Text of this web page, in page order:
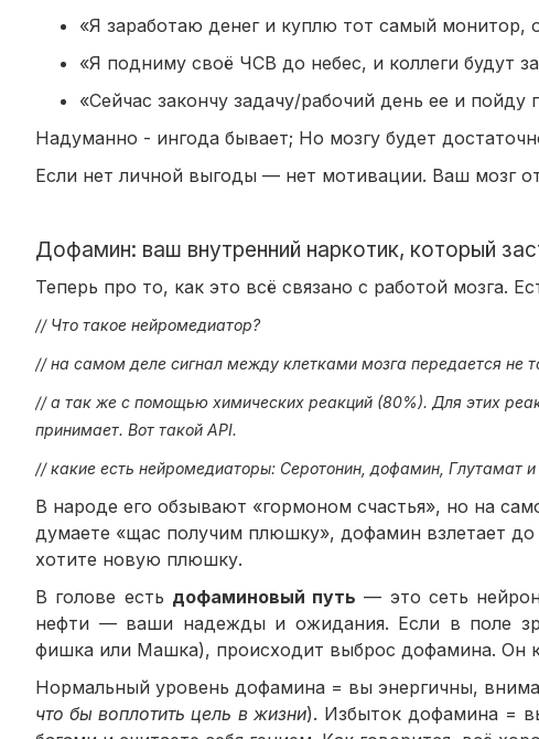
«Я заработаю денег и куплю тот самый
«Я подниму своё ЧСВ до небес, и коллеги будут
«Сейчас закончу задачу/рабочий день ее и
Надуманно - ингода бывает; Но мозгу будет
Если нет личной выгоды — нет мотивации. Ваш мозг
Дофамин: ваш внутренний наркотик, который
Теперь про то, как это всё связано с работой мозга.
// Что такое нейромедиатор?
// на самом деле сигнал между клетками мозга передается не
// а так же с помощью химических реакций (80%). Для этих
принимает. Вот такой API.
// какие есть нейромедиаторы: Серотонин, дофамин, Глутамат
В народе его обзывают «гормоном счастья», но на
думаете «щас получим плюшку», дофамин взлетает
хотите новую плюшку.
В голове есть дофаминовый путь — это сеть
нефти — ваши надежды и ожидания. Если в поле
фишка или Машка), происходит выброс дофамина. Он
Нормальный уровень дофамина = вы энергичны,
что бы воплотить цель в жизни). Избыток дофамина =